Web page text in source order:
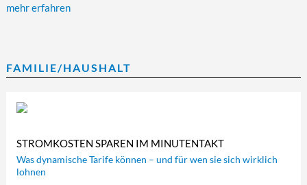
mehr erfahren
FAMILIE/HAUSHALT
STROMKOSTEN SPAREN IM MINUTENTAKT
Was dynamische Tarife können – und für wen sie sich wirklich
lohnen